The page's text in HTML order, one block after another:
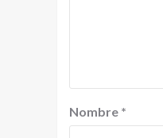
Nombre *